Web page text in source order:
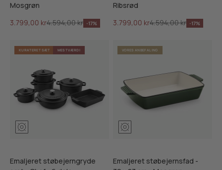
Mosgrøn
Salgspris
3.799,00 krNormalpris
4.594,00 kr -17%
Ribsrød
Salgspris
3.799,00 krNormalpris
4.594,00 kr -17%
KURATERET SÆT MEST VÆRDI
Skifersort
Emaljeret støbejerngryde
VORES ANBEFALING
Emaljeret støbejernsfad -